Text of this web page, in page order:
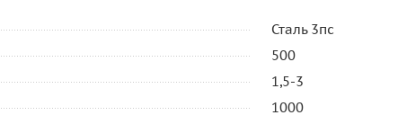
Сталь 3пс
500
1,5-3
1000